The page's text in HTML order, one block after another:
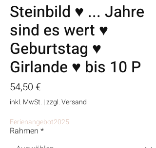
Steinbild ♥ ... Jahre
sind es wert ♥
Geburtstag ♥
Girlande ♥ bis 10 P
54,50 €Preis
inkl. MwSt. |zzgl. Versand
Ferienangebot2025
Rahmen *